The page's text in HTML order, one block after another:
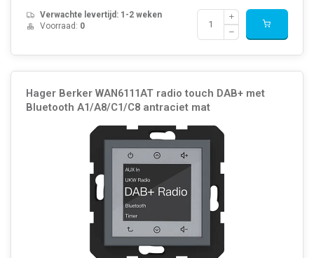
Verwachte levertijd: 1-2 weken
Voorraad: 0
Hager Berker WAN6111AT radio touch DAB+ met
Bluetooth A1/A8/C1/C8 antraciet mat